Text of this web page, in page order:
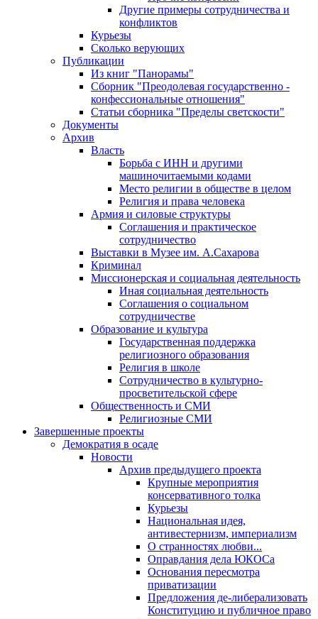
Другие примеры сотрудничества и
конфликтов
Курьезы
Сколько верующих
Публикации
Из книг "Панорамы"
Сборник "Преодолевая государственно -
конфессиональные отношения"
Статьи сборника "Пределы светскости"
Документы
Архив
Власть
Борьба с ИНН и другими
машиночитаемыми кодами
Место религии в обществе в целом
Религия и права человека
Армия и силовые структуры
Соглашения и практическое
сотрудничество
Выставки в Музее им. А.Сахарова
Криминал
Миссионерская и социальная деятельность
Иная социальная деятельность
Соглашения о социальном
сотрудничестве
Образование и культура
Государственная поддержка
религиозного образования
Религия в школе
Сотрудничество в культурно-
просветительской сфере
Общественность и СМИ
Религиозные СМИ
Завершенные проекты
Демократия в осаде
Новости
Архив предыдущего проекта
Крупные мероприятия
консервативного толка
Курьезы
Национальная идея,
антивестернизм, империализм
О странностях любви...
Оправдания дела ЮКОСа
Основания пересмотра
приватизации
Предложения де-либерализовать
Конституцию и публичное право